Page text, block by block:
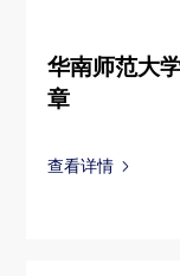
华南师范大
章
查看详情